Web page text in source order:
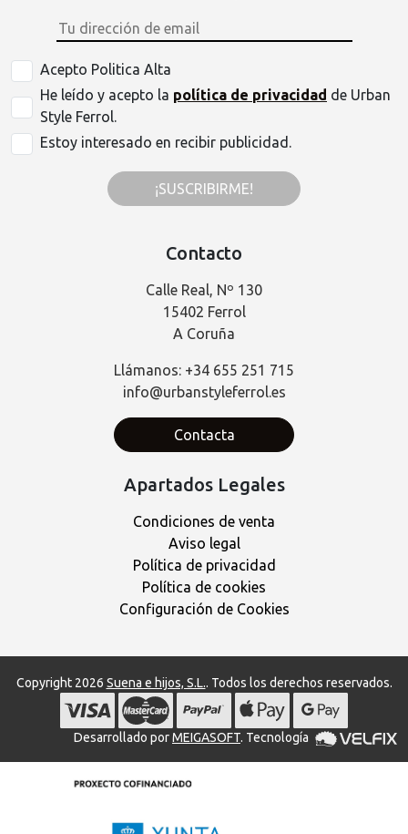
Acepto Politica Alta
He leído y acepto la política de privacidad de Urban
Style Ferrol.
Estoy interesado en recibir publicidad.
¡SUSCRIBIRME!
Contacto
Calle Real, Nº 130
15402 Ferrol
A Coruña
Llámanos: +34 655 251 715
info@urbanstyleferrol.es
Contacta
Apartados Legales
Condiciones de venta
Aviso legal
Política de privacidad
Política de cookies
Configuración de Cookies
Copyright 2026 Suena e hijos, S.L.. Todos los derechos reservados.
Desarrollado porMEIGASOFT. Tecnología